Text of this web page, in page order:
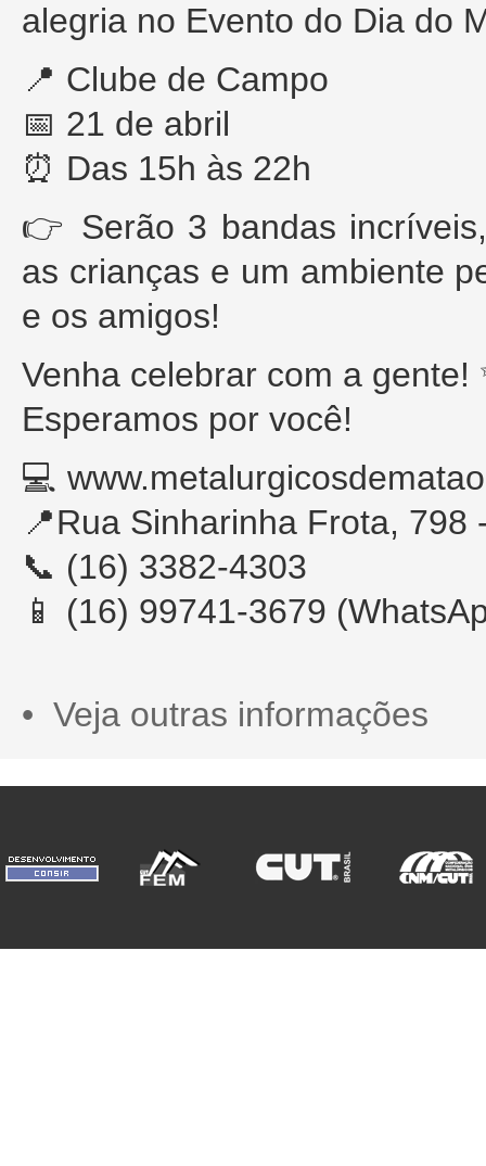
alegria no Evento do Dia do
📍 Clube de Campo
📅 21 de abril
⏰ Das 15h às 22h
👉 Serão 3 bandas
as crianças e um ambiente
e os amigos!
Venha celebrar com a gente!
Esperamos por você!
💻
📍Rua Sinharinha Frota, 798
📞 (16) 3382-4303
📱 (16) 99741-3679
• Veja outras informações